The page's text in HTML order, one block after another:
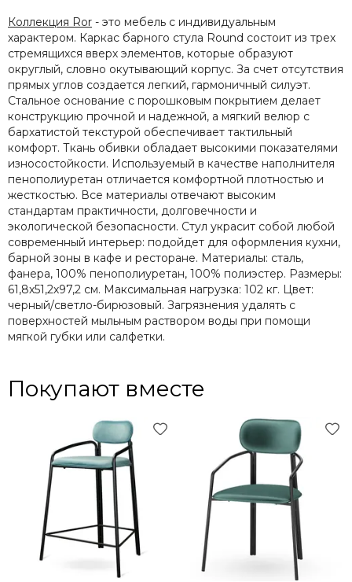
Коллекция Ror - это мебель с индивидуальным
характером. Каркас барного стула Round состоит из трех
стремящихся вверх элементов, которые образуют
округлый, словно окутывающий корпус. За счет отсутствия
прямых углов создается легкий, гармоничный силуэт.
Стальное основание с порошковым покрытием делает
конструкцию прочной и надежной, а мягкий велюр с
бархатистой текстурой обеспечивает тактильный
комфорт. Ткань обивки обладает высокими показателями
износостойкости. Используемый в качестве наполнителя
пенополиуретан отличается комфортной плотностью и
жесткостью. Все материалы отвечают высоким
стандартам практичности, долговечности и
экологической безопасности. Стул украсит собой любой
современный интерьер: подойдет для оформления кухни,
барной зоны в кафе и ресторане. Материалы: сталь,
фанера, 100% пенополиуретан, 100% полиэстер. Размеры:
61,8х51,2х97,2 см. Максимальная нагрузка: 102 кг. Цвет:
черный/светло-бирюзовый. Загрязнения удалять с
поверхностей мыльным раствором воды при помощи
мягкой губки или салфетки.
Покупают вместе